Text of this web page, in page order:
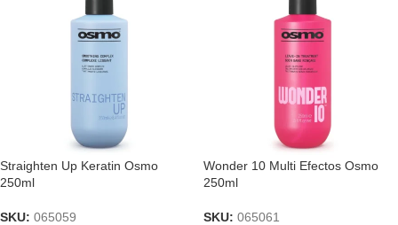
Straighten Up Keratin Osmo
250ml
SKU: 065059
Wonder 10 Multi Efectos Osmo
250ml
SKU: 065061